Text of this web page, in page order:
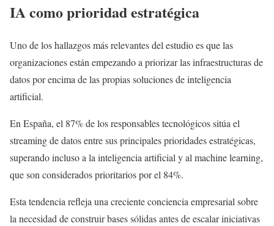
IA como prioridad estratégica
Uno de los hallazgos más relevantes del estudio es que las
organizaciones están empezando a priorizar las infraestructuras de
datos por encima de las propias soluciones de inteligencia
artificial.
En España, el 87% de los responsables tecnológicos sitúa el
streaming de datos entre sus principales prioridades estratégicas,
superando incluso a la inteligencia artificial y al machine learning,
que son considerados prioritarios por el 84%.
Esta tendencia refleja una creciente conciencia empresarial sobre
la necesidad de construir bases sólidas antes de escalar iniciativas